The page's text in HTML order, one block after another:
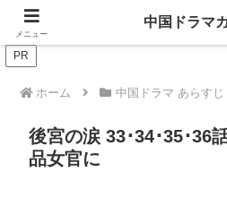
ドラマは歴史を知ると
PR
ホーム 中国ドラマ あらすじ
後宮の涙 33･34･35･36
品女官に
メニュー
中国ドラマ